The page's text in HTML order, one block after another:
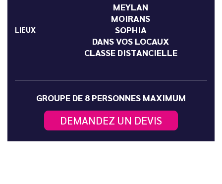
LIEUX
MEYLAN
MOIRANS
SOPHIA
DANS VOS LOCAUX
CLASSE DISTANCIELLE
GROUPE DE 8 PERSONNES MAXIMUM
DEMANDEZ UN DEVIS